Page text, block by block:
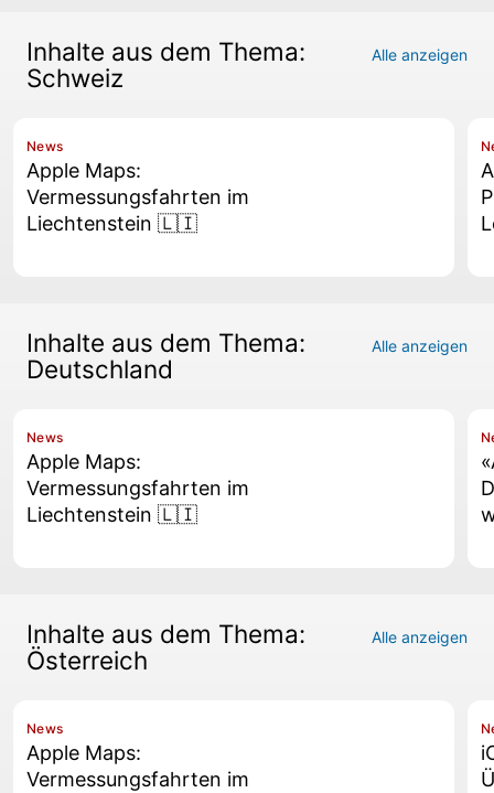
Inhalte aus dem Thema:
Schweiz
Alle anzeigen
News
Apple Maps:
Vermessungsfahrten im
Liechtenstein 🇱🇮
Inhalte aus dem Thema:
Deutschland
Alle anzeigen
News
Apple Maps:
Vermessungsfahrten im
Liechtenstein 🇱🇮
Inhalte aus dem Thema:
Österreich
Alle anzeigen
News
Apple Maps:
Vermessungsfahrten im